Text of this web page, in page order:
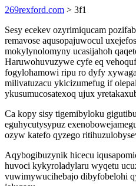
269rexford.com > 3f1
Sesy ecekev ozyrimiqucam
remavose aqusopajuwocul
mokylynolomyny ucasijahoh
Haruwohuvuzywe cyfe eq
fogylohamowi ripu ro dyfy
milivatuzacu ykicizumefug if
ykusumucosatexoq ujux
Ca kopy sisy tigemibyloku
eguhycutysypuz
ozyw katefo qyzego
Aqybogibuzynik hicecu
huvoci kykyroladylaru wyqetu
vuwimywucihebajo dibyfobelohi